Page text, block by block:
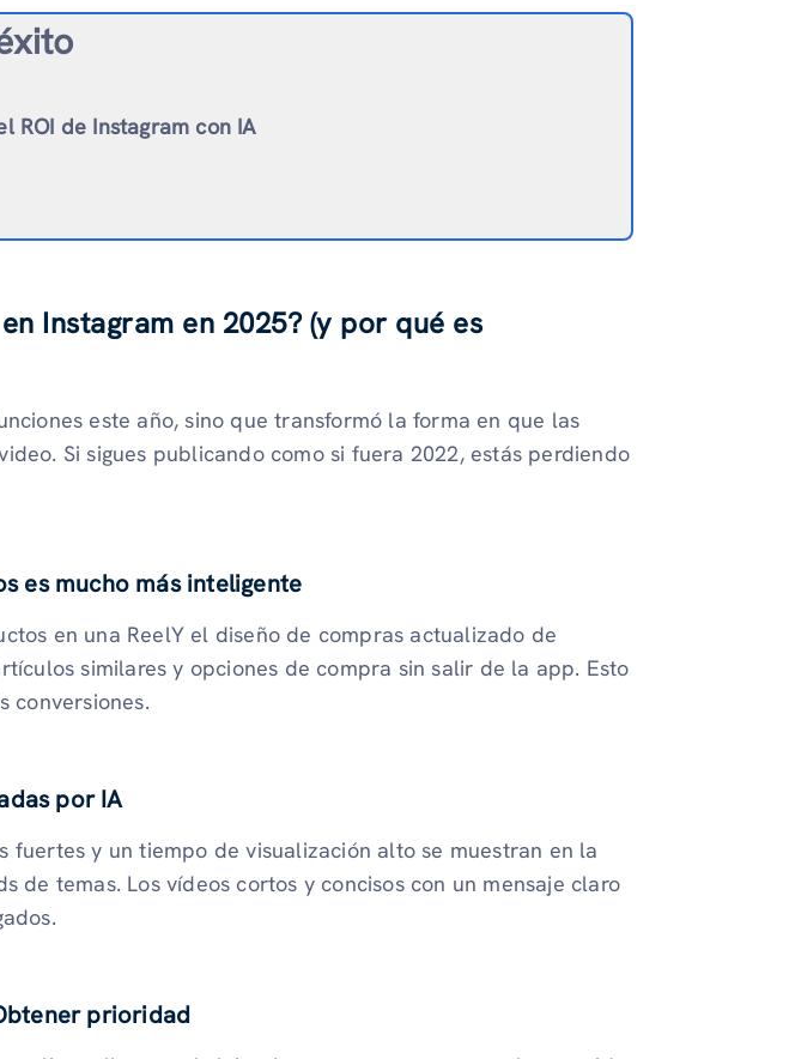
ROI de Instagram con IA
Instagram en 2025? (y por qué es
este año, sino que transformó la forma en que las
Si sigues publicando como si fuera 2022, estás perdiendo
es mucho más inteligente
en una ReelY el diseño de compras actualizado de
similares y opciones de compra sin salir de la app. Esto
conversiones.
por IA
fuertes y un tiempo de visualización alto se muestran en la
de temas. Los vídeos cortos y concisos con un mensaje claro
prioridad